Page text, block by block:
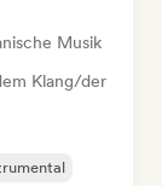
Musik
Klang/der